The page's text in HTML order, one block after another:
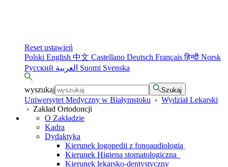
Reset ustawień
Polski English 中文 Castellano Deutsch Françaisहिन्दी Norsk
Русский
Suomi Svenska
wyszukaj Szukaj
Uniwersytet Medyczny w Białymstoku › Wydział Lekarski
› Zakład Ortodoncji
O Zakładzie
Kadra
Dydaktyka
Kierunek logopedii z fonoaudiologią
Kierunek Higiena stomatologiczna
Kierunek lekarsko-dentystyczny